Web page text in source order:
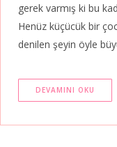
gerek varmış ki bu
Henüz küçücük bir
denilen şeyin öyle
DEVAMINI OKU